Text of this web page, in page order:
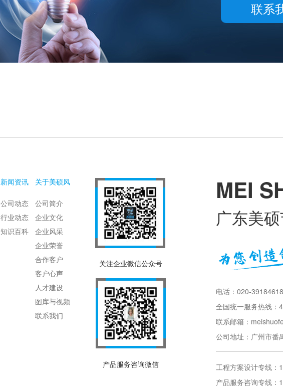
联系
新闻资讯
公司动态
行业动态
知识百科
关于美硕风
公司简介
企业文化
企业风采
企业荣誉
合作客户
客户心声
人才建设
图库与视频
联系我们
关注企业微信公众号
产品服务咨询微信
MEI
广东美
电话：020-39184618
全国统一服务热线：
联系邮箱：
公司地址：广州市番
工程方案设计专线：
产品服务咨询专线：